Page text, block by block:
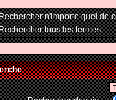
n'importe quel de
tous les termes